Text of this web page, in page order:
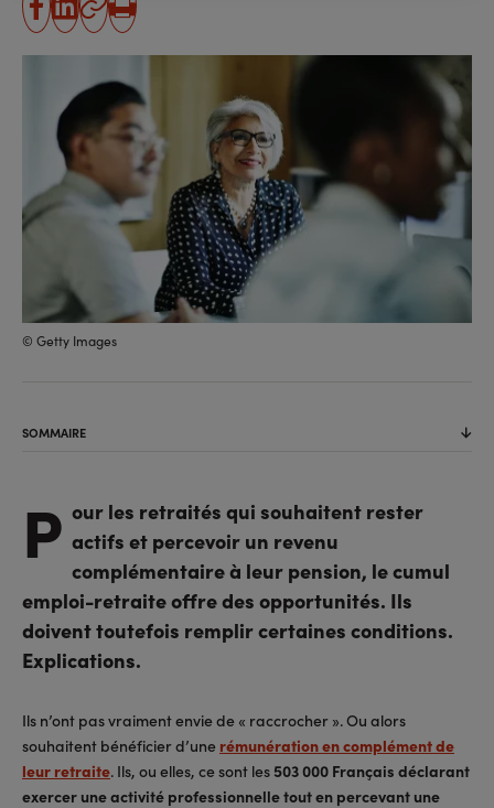
partager
sur
facebook
partager
sur
linkedin
Copier
l'URL
Imprimer
© Getty Images
SOMMAIRE
P our les retraités qui souhaitent rester
actifs et percevoir un revenu
complémentaire à leur pension, le cumul
emploi-retraite offre des opportunités. Ils
doivent toutefois remplir certaines conditions.
Explications.
Ils n’ont pas vraiment envie de « raccrocher ». Ou alors
souhaitent bénéficier d’une rémunération en complément de
leur retraite. Ils, ou elles, ce sont les 503 000 Français déclarant
exercer une activité professionnelle tout en percevant une